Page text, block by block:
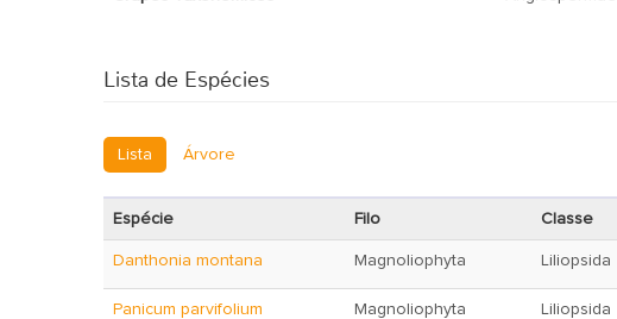
Lista de Espécies
Lista Árvore
Espécie Filo Classe
Danthonia montana Magnoliophyta Liliopsida
Panicum parvifolium Magnoliophyta Liliopsida